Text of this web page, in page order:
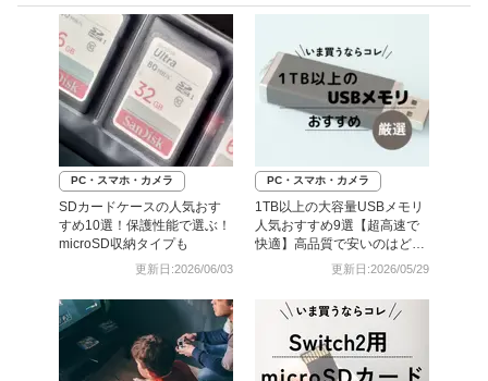
PC・スマホ・カメラ
SDカードケースの人気おす
すめ10選！保護性能で選ぶ！
microSD収納タイプも
更新日:2026/06/03
PC・スマホ・カメラ
1TB以上の大容量USBメモリ
人気おすすめ9選【超高速で
快適】高品質で安いのはど
更新日:2026/05/29